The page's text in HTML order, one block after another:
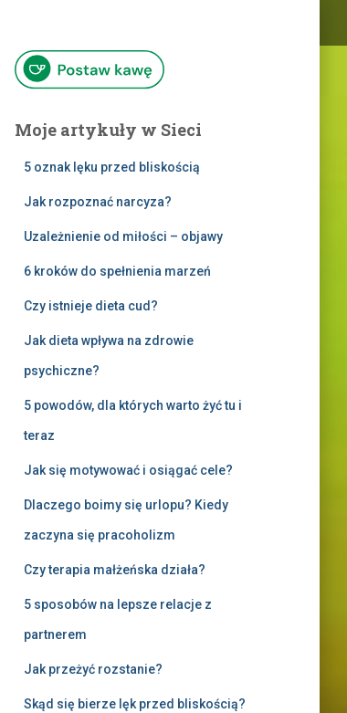
Moje artykuły w Sieci
5 oznak lęku przed bliskością
Jak rozpoznać narcyza?
Uzależnienie od miłości – objawy
6 kroków do spełnienia marzeń
Czy istnieje dieta cud?
Jak dieta wpływa na zdrowie
psychiczne?
5 powodów, dla których warto żyć tu i
teraz
Jak się motywować i osiągać cele?
Dlaczego boimy się urlopu? Kiedy
zaczyna się pracoholizm
Czy terapia małżeńska działa?
5 sposobów na lepsze relacje z
partnerem
Jak przeżyć rozstanie?
Skąd się bierze lęk przed bliskością?